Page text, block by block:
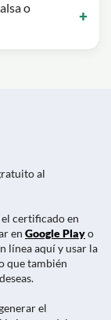
o
al
certificado en
en Google Playo
línea aquí y usar la
que también
el